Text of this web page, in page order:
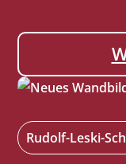
Rudolf-Leski-